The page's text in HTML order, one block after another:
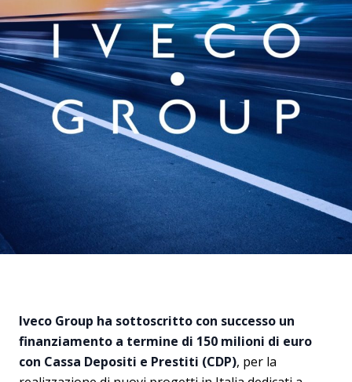
Iveco Group ha sottoscritto con successo un
finanziamento a termine di 150 milioni di euro
con Cassa Depositi e Prestiti (CDP), per la